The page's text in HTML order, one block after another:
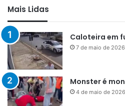
Mais Lidas
Caloteira em
7 de maio de 2026
Monster é
4 de maio de 2026